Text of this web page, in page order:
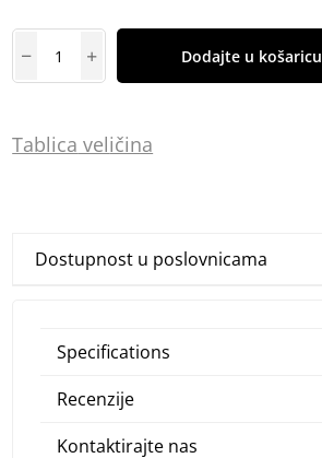
Dodajte u košaricu
Tablica veličina
Dostupnost u poslovnicama
Specifications
Recenzije
Kontaktirajte nas